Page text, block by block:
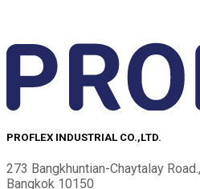
PROFLEX INDUSTRIAL CO.,LTD.
273 Bangkhuntian-Chaytalay
Bangkok 10150